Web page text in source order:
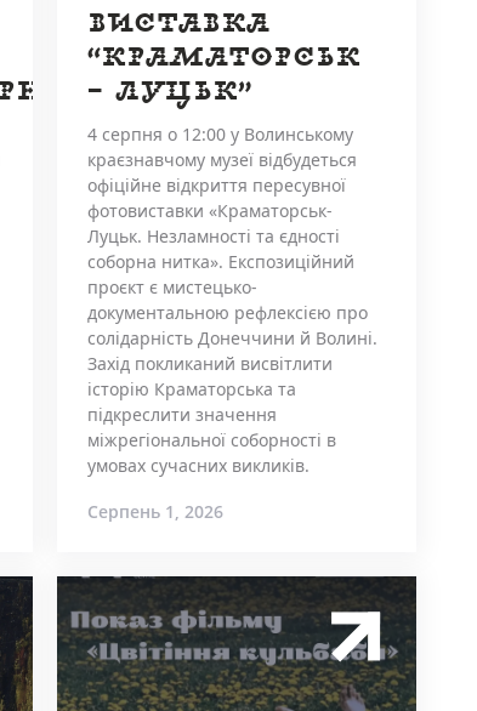
ВИСТАВКА
“КРАМАТОРСЬК
– ЛУЦЬК”
4 серпня о 12:00 у Волинському
краєзнавчому музеї відбудеться
офіційне відкриття пересувної
фотовиставки «Краматорськ-
Луцьк. Незламності та єдності
соборна нитка». Експозиційний
проєкт є мистецько-
документальною рефлексією про
солідарність Донеччини й Волині.
Захід покликаний висвітлити
історію Краматорська та
підкреслити значення
міжрегіональної соборності в
умовах сучасних викликів.
Серпень 1, 2026